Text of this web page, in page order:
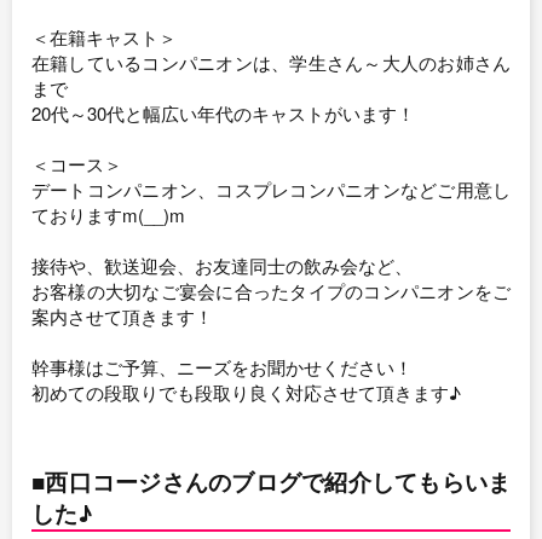
＜在籍キャスト＞
在籍しているコンパニオンは、学生さん～大人のお姉さん
まで
20代～30代と幅広い年代のキャストがいます！
＜コース＞
デートコンパニオン、コスプレコンパニオンなどご用意し
ておりますm(__)m
接待や、歓送迎会、お友達同士の飲み会など、
お客様の大切なご宴会に合ったタイプのコンパニオンをご
案内させて頂きます！
幹事様はご予算、ニーズをお聞かせください！
初めての段取りでも段取り良く対応させて頂きます♪
■西口コージさんのブログで紹介してもらいま
した♪